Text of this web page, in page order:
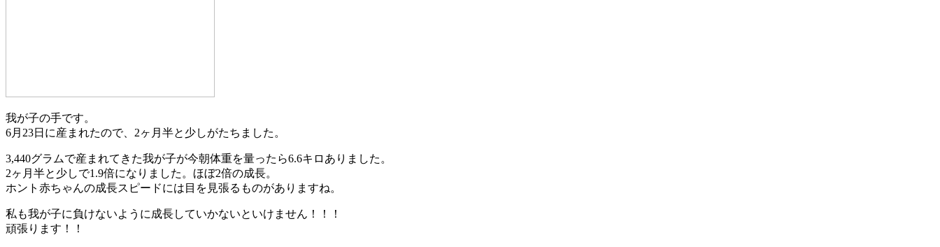
我が子の手です。
6月23日に産まれたので、2ヶ月半と少しがたちました。
3,440グラムで産まれてきた我が子が今朝体重を量ったら6.6キロありました。
2ヶ月半と少しで1.9倍になりました。ほぼ2倍の成長。
ホント赤ちゃんの成長スピードには目を見張るものがありますね。
私も我が子に負けないように成長していかないといけません！！！
頑張ります！！